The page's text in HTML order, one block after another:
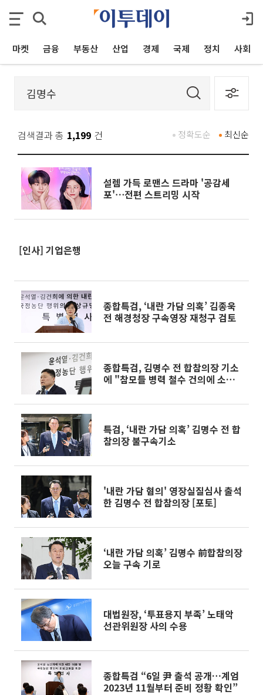
마켓 금융 부동산 산업 경제 국제 정치 사회
검색결과 총 1,199 건 최신순
정확도순
설렘 가득 로맨스 드라마 '공감세
포'⋯전편 스트리밍 시작
[인사] 기업은행
종합특검, ‘내란 가담 의혹’ 김종욱
전 해경청장 구속영장 재청구 검토
종합특검, 김명수 전 합참의장 기소
에 "참모들 병력 철수 건의에 소극
특검, ‘내란 가담 의혹’ 김명수 전 합
참의장 불구속기소
'내란 가담 혐의' 영장실질심사 출석
한 김명수 전 합참의장 [포토]
‘내란 가담 의혹’ 김명수 前합참의장
오늘 구속 기로
대법원장, ‘투표용지 부족’ 노태악
선관위원장 사의 수용
종합특검 “6일 尹 출석 공개…계엄
2023년 11월부터 준비 정황 확인”